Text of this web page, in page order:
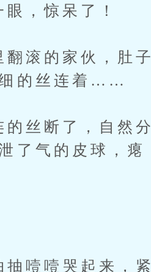
，惊呆了！
滚的家伙，肚子
细的丝连着……
丝断了，自然分
了气的皮球，瘪
噎噎哭起来，紧